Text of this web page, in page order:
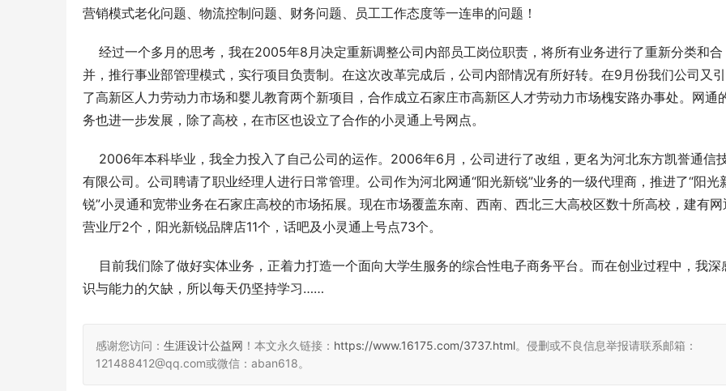
营销模式老化问题、物流控制问题、财务问题、员工工作态度等一连串的问题！
经过一个多月的思考，我在2005年8月决定重新调整公司内部员工岗位职责，将所有业务进行了重新分类和合
并，推行事业部管理模式，实行项目负责制。在这次改革完成后，公司内部情况有所好转。在9月份我们公司又
了高新区人力劳动力市场和婴儿教育两个新项目，合作成立石家庄市高新区人才劳动力市场槐安路办事处。网通
务也进一步发展，除了高校，在市区也设立了合作的小灵通上号网点。
2006年本科毕业，我全力投入了自己公司的运作。2006年6月，公司进行了改组，更名为河北东方凯誉通信
有限公司。公司聘请了职业经理人进行日常管理。公司作为河北网通“阳光新锐”业务的一级代理商，推进了“阳光
锐”小灵通和宽带业务在石家庄高校的市场拓展。现在市场覆盖东南、西南、西北三大高校区数十所高校，建有网
营业厅2个，阳光新锐品牌店11个，话吧及小灵通上号点73个。
目前我们除了做好实体业务，正着力打造一个面向大学生服务的综合性电子商务平台。而在创业过程中，我深
识与能力的欠缺，所以每天仍坚持学习……
感谢您访问： 生涯设计公益网 ！本文永久链接： https://www.16175.com/3737.html。侵删或不良信息举报请联系邮箱：
121488412@qq.com或微信：aban618。